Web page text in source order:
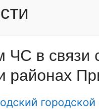
ЧС в связи
районах
городской